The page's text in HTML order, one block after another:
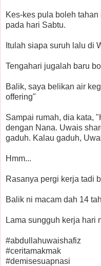
Kes-kes pula boleh
pada hari Sabtu.
Itulah siapa suruh lalu di
Tengahari jugalah baru
Balik, saya belikan air
offering"
Sampai rumah, dia kata,
dengan Nana. Uwais
gaduh. Kalau gaduh,
Hmm...
Rasanya pergi kerja tadi
Balik ni macam dah 14
Lama sungguh kerja hari
#abdullahuwaishafiz
#ceritamakmak
#demisesuapnasi